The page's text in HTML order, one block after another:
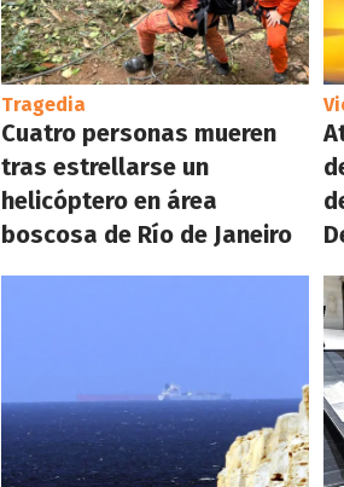
Tragedia
Cuatro personas mueren
tras estrellarse un
helicóptero en área
boscosa de Río de Janeiro